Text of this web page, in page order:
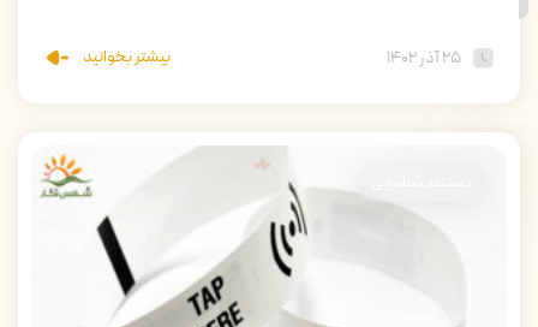
۲۵ آذر ۱۴۰۲ بیشتر بخوانید